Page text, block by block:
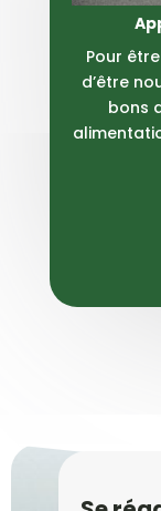
Pour
d’être
bons